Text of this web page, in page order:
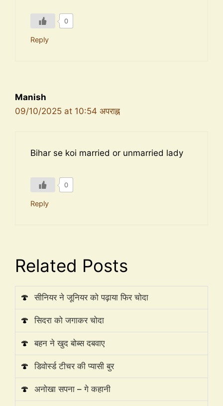
0
Reply
Manish
09/10/2025 at 10:54 अपराह्न
Bihar se koi married or unmarried lady
0
Reply
Related Posts
🍄 सीनियर ने जूनियर को पढ़ाया फिर चोदा
🍄 सिदरा को जगाकर चोदा
🍄 बहन ने खुद बोब्स दबवाए
🍄 डिवोर्स्ड टीचर की प्यासी बुर
🍄 अनोखा सपना – गे कहानी